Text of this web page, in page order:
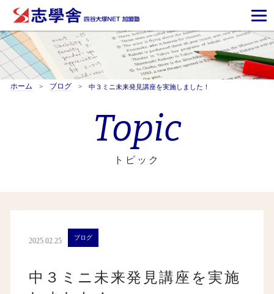
ホーム ブログ 中３ミニ未来発見講座を実施しました！
Topic
トピック
2025.02.25 ブログ
中３ミニ未来発見講座を実施